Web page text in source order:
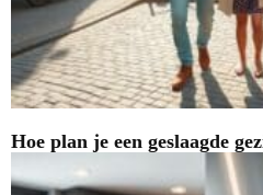
Hoe plan je een geslaagde